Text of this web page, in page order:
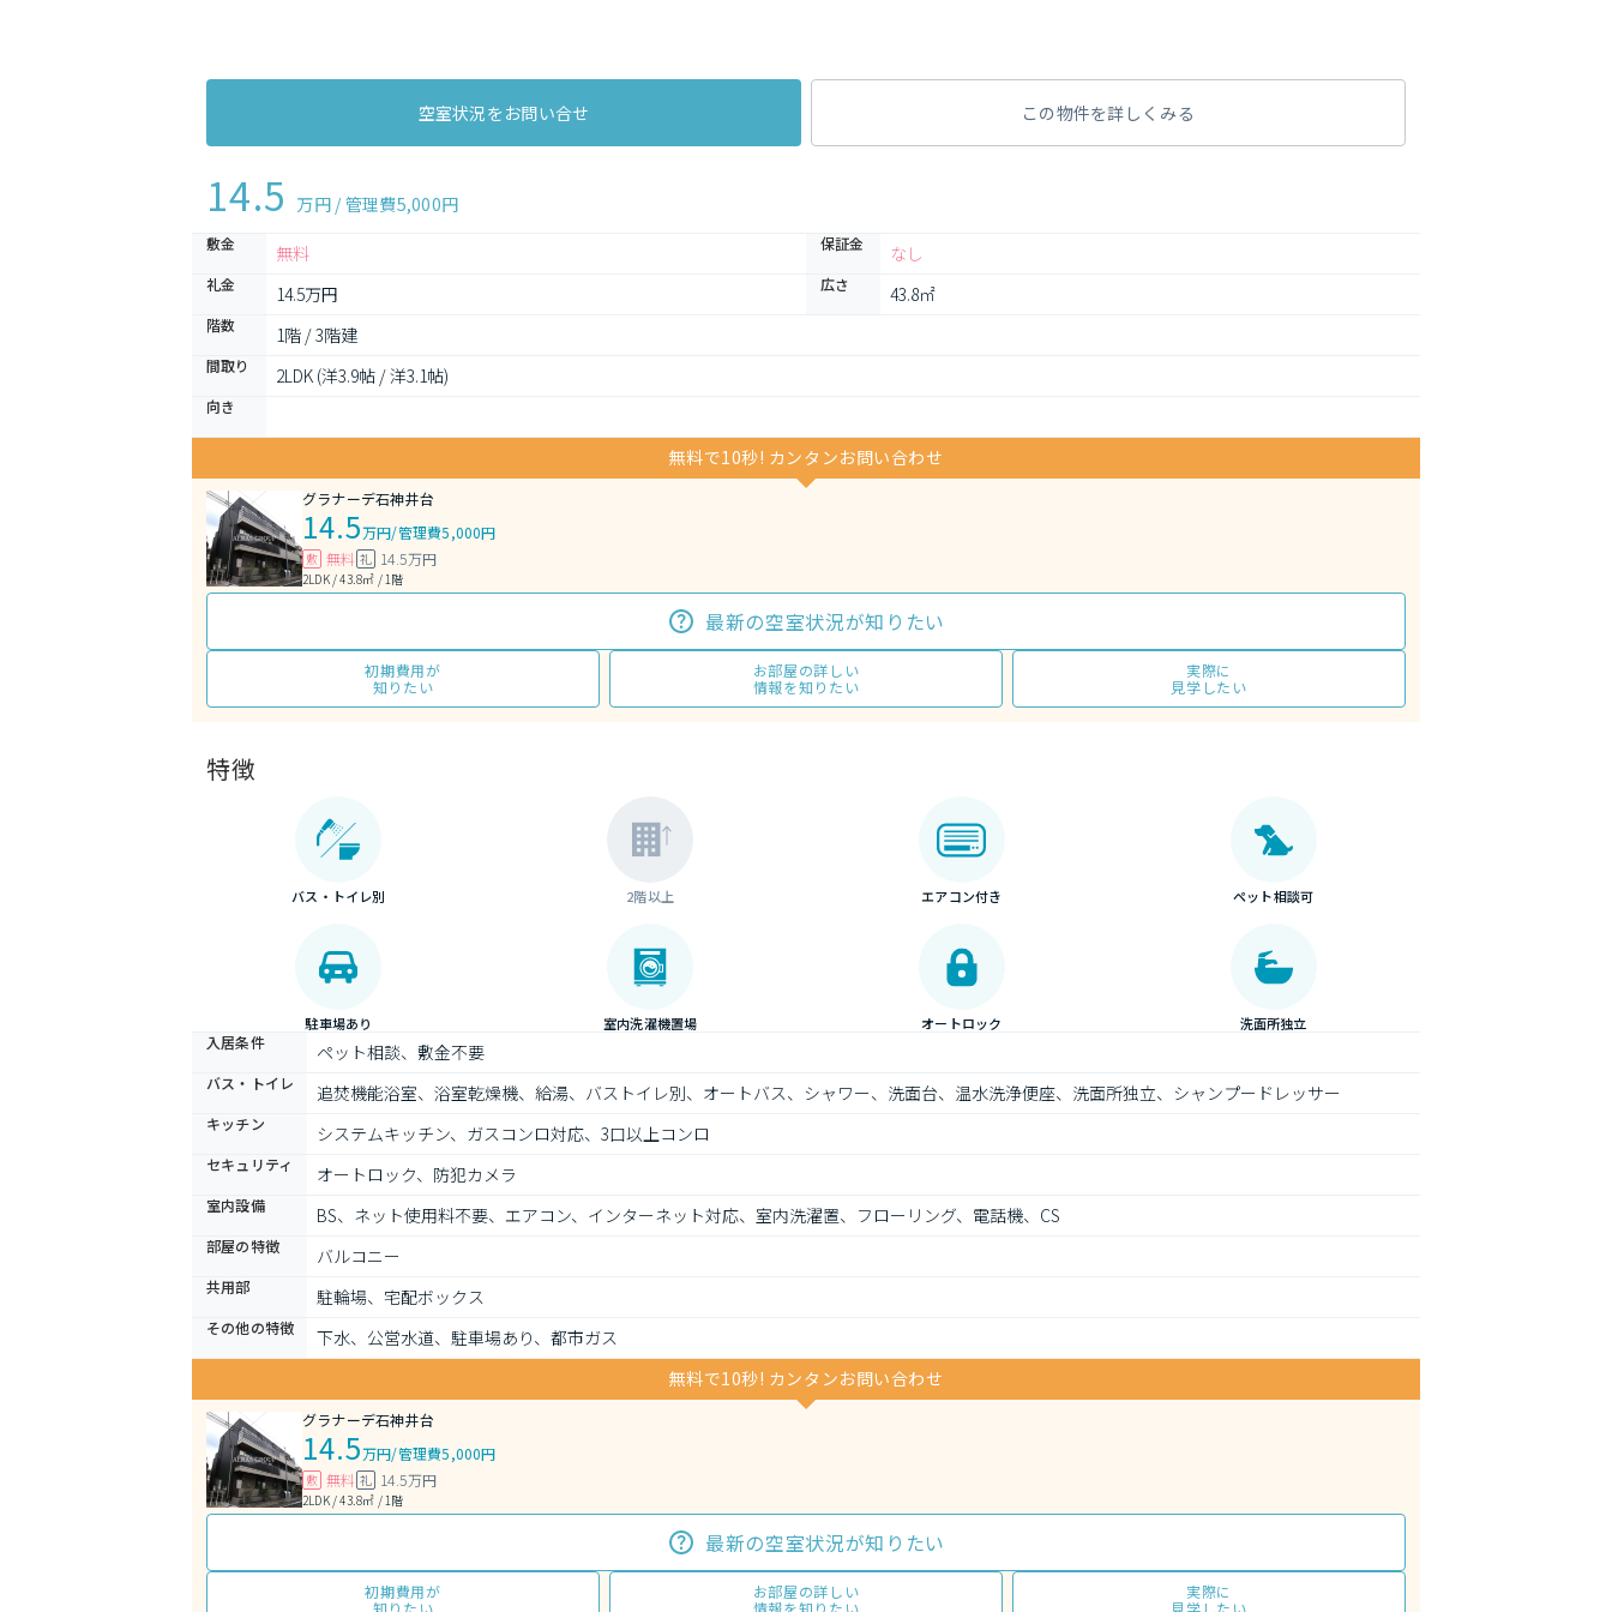
空室状況をお問い合せ この物件を詳しくみる
14.5 万円 / 管理費5,000円
敷金 無料 保証金 なし
礼金 14.5万円 広さ 43.8㎡
階数 1階 / 3階建
間取り 2LDK (洋3.9帖 / 洋3.1帖)
向き
無料で10秒! カンタンお問い合わせ
グラナーデ石神井台
14.5万円/管理費5,000円
敷 無料 礼 14.5万円
2LDK / 43.8㎡ / 1階
最新の空室状況が知りたい
初期費用が
知りたい
お部屋の詳しい
情報を知りたい
実際に
見学したい
特徴
バス・トイレ別 2階以上 エアコン付き ペット相談可
駐車場あり 室内洗濯機置場 オートロック 洗面所独立
入居条件 ペット相談、敷金不要
バス・トイレ 追焚機能浴室、浴室乾燥機、給湯、バストイレ別、オートバス、シャワー、洗面台、温水洗浄便座、洗面所独立、シャンプードレッサー
キッチン システムキッチン、ガスコンロ対応、3口以上コンロ
セキュリティ オートロック、防犯カメラ
室内設備 BS、ネット使用料不要、エアコン、インターネット対応、室内洗濯置、フローリング、電話機、CS
部屋の特徴 バルコニー
共用部 駐輪場、宅配ボックス
その他の特徴
下水、公営水道、駐車場あり、都市ガス
無料で10秒! カンタンお問い合わせ
グラナーデ石神井台
14.5万円/管理費5,000円
敷 無料 礼 14.5万円
2LDK / 43.8㎡ / 1階
最新の空室状況が知りたい
初期費用が
知りたい
お部屋の詳しい
情報を知りたい
実際に
見学したい